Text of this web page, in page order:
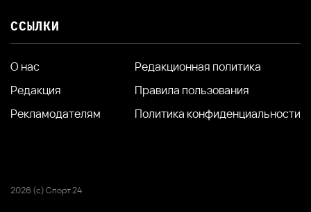
ССЫЛКИ
О нас
Редакция
Рекламодателям
Редакционная политика
Правила пользования
Политика конфиденциальности
2026 (с) Спорт 24